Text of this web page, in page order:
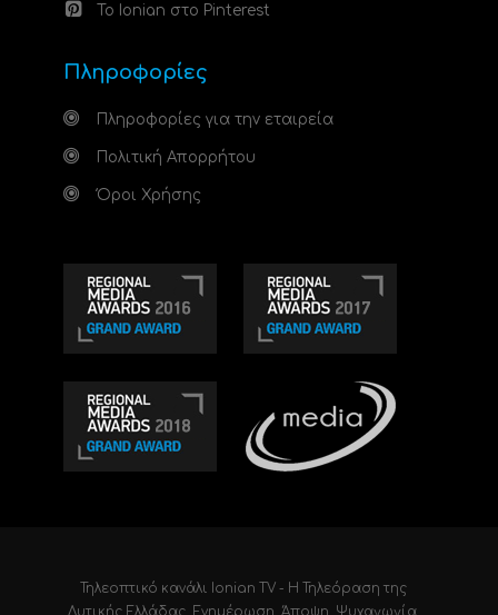
Το Ionian στο Pinterest
Πληροφορίες
Πληροφορίες για την εταιρεία
Πολιτική Απορρήτου
Όροι Χρήσης
Τηλεοπτικό κανάλι Ionian TV - Η Τηλεόραση της
Δυτικής Ελλάδας. Ενημέρωση, Άποψη, Ψυχαγωγία.